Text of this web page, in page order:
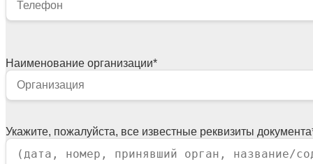
Наименование организации*
Укажите, пожалуйста, все известные реквизиты документа